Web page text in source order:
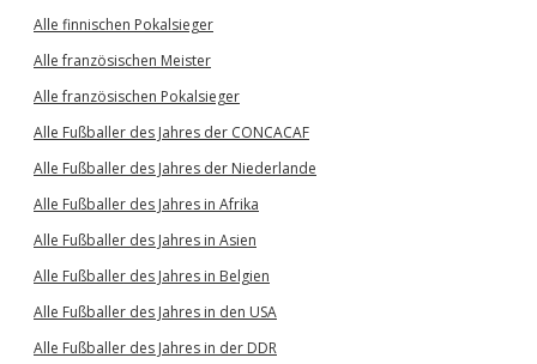
Alle finnischen Pokalsieger
Alle französischen Meister
Alle französischen Pokalsieger
Alle Fußballer des Jahres der CONCACAF
Alle Fußballer des Jahres der Niederlande
Alle Fußballer des Jahres in Afrika
Alle Fußballer des Jahres in Asien
Alle Fußballer des Jahres in Belgien
Alle Fußballer des Jahres in den USA
Alle Fußballer des Jahres in der DDR